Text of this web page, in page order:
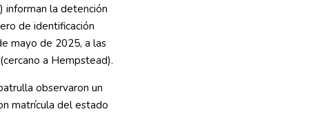
informan la detención
de identificación
mayo de 2025, a las
a Hempstead).
observaron un
matrícula del estado